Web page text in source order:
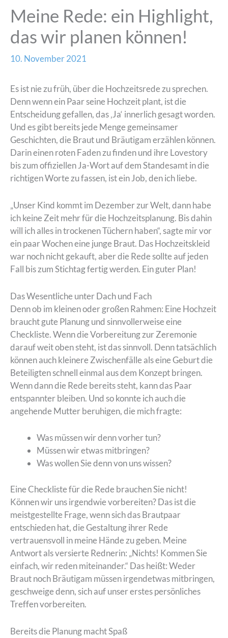
Meine Rede: ein Highlight,
das wir planen können!
10. November 2021
Es ist nie zu früh, über die Hochzeitsrede zu sprechen.
Denn wenn ein Paar seine Hochzeit plant, ist die
Entscheidung gefallen, das ‚Ja‘ innerlich gesagt worden.
Und es gibt bereits jede Menge gemeinsamer
Geschichten, die Braut und Bräutigam erzählen können.
Darin einen roten Faden zu finden und ihre Lovestory
bis zum offiziellen Ja-Wort auf dem Standesamt in die
richtigen Worte zu fassen, ist ein Job, den ich liebe.
„Unser Kind kommt im Dezember zur Welt, dann habe
ich keine Zeit mehr für die Hochzeitsplanung. Bis dahin
will ich alles in trockenen Tüchern haben“, sagte mir vor
ein paar Wochen eine junge Braut. Das Hochzeitskleid
war noch nicht gekauft, aber die Rede sollte auf jeden
Fall bis zum Stichtag fertig werden. Ein guter Plan!
Das Wesentliche unter Dach und Fach
Denn ob im kleinen oder großen Rahmen: Eine Hochzeit
braucht gute Planung und sinnvollerweise eine
Checkliste. Wenn die Vorbereitung zur Zeremonie
darauf weit oben steht, ist das sinnvoll. Denn tatsächlich
können auch kleinere Zwischenfälle als eine Geburt die
Beteiligten schnell einmal aus dem Konzept bringen.
Wenn dann die Rede bereits steht, kann das Paar
entspannter bleiben. Und so konnte ich auch die
angehende Mutter beruhigen, die mich fragte:
Was müssen wir denn vorher tun?
Müssen wir etwas mitbringen?
Was wollen Sie denn von uns wissen?
Eine Checkliste für die Rede brauchen Sie nicht!
Können wir uns irgendwie vorbereiten? Das ist die
meistgestellte Frage, wenn sich das Brautpaar
entschieden hat, die Gestaltung ihrer Rede
vertrauensvoll in meine Hände zu geben. Meine
Antwort als versierte Rednerin: „Nichts! Kommen Sie
einfach, wir reden miteinander.“ Das heißt: Weder
Braut noch Bräutigam müssen irgendetwas mitbringen,
geschweige denn, sich auf unser erstes persönliches
Treffen vorbereiten.
Bereits die Planung macht Spaß